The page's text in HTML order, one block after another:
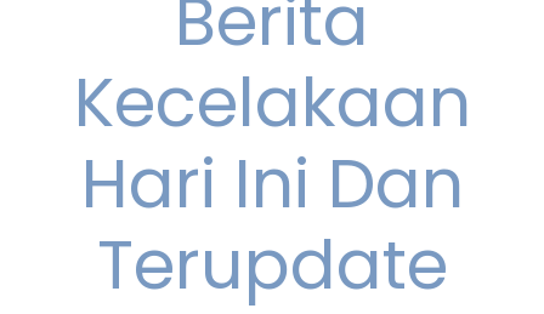
Berita
Kecelakaan
Hari Ini Dan
Terupdate